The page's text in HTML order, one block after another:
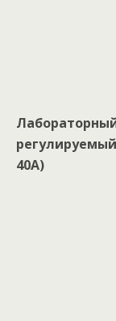
регулируемый
40А)